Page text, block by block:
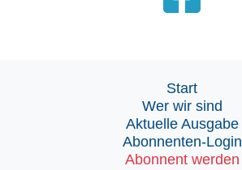
Start
Wer wir sind
Aktuelle Ausgabe
Abonnenten-Login
Abonnent werden